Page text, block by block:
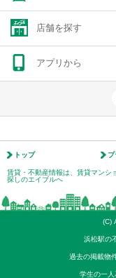
店舗を探す
アプリから
トップ
賃貸・不動産情報は、賃貸マンシ
探しのエイブルへ
(C)
浜松駅の
過去の掲載物
学生の一